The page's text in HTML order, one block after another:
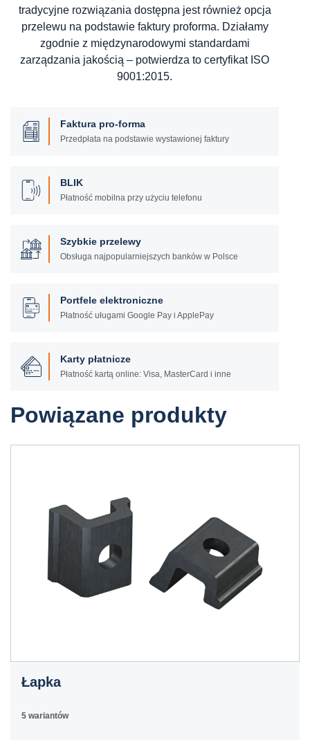
tradycyjne rozwiązania dostępna jest również opcja
przelewu na podstawie faktury proforma. Działamy
zgodnie z międzynarodowymi standardami
zarządzania jakością – potwierdza to certyfikat ISO
9001:2015.
Faktura pro-forma
Przedpłata na podstawie wystawionej faktury
BLIK
Płatność mobilna przy użyciu telefonu
Szybkie przelewy
Obsługa najpopularniejszych banków w Polsce
Portfele elektroniczne
Płatność uługami Google Pay i ApplePay
Karty płatnicze
Płatność kartą online: Visa, MasterCard i inne
Powiązane produkty
Łapka
5 wariantów